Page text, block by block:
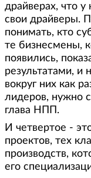
драйверах, что
свои драйверы.
понимать, кто
те бизнесмены,
появились,
результатами, и
вокруг них как
лидеров, нужно
глава НПП.
И четвертое -
проектов, тех
производств,
его